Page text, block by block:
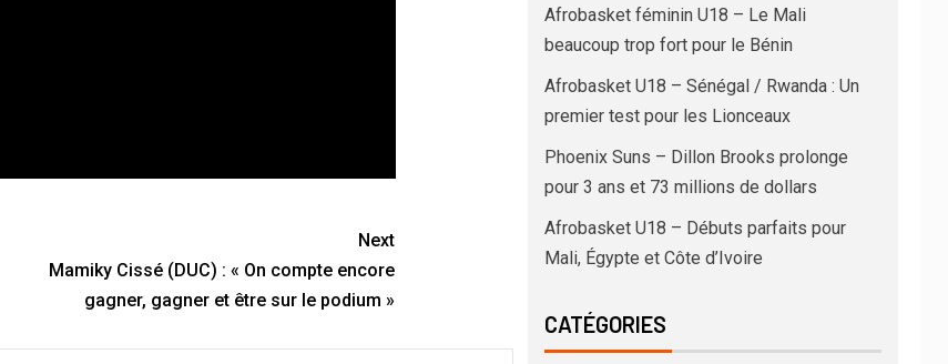
Next
Mamiky Cissé (DUC) : « On compte encore
gagner, gagner et être sur le podium »
Afrobasket féminin U18 – Le Mali
beaucoup trop fort pour le Bénin
Afrobasket U18 – Sénégal / Rwanda : Un
premier test pour les Lionceaux
Phoenix Suns – Dillon Brooks prolonge
pour 3 ans et 73 millions de dollars
Afrobasket U18 – Débuts parfaits pour
Mali, Égypte et Côte d’Ivoire
CATÉGORIES